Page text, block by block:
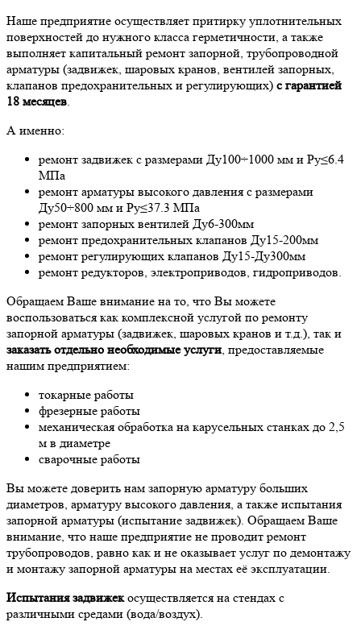
Наше предприятие осуществляет притирку уплотнительных
поверхностей до нужного класса герметичности, а также
выполняет капитальный ремонт запорной, трубопроводной
арматуры (задвижек, шаровых кранов, вентилей запорных,
клапанов предохранительных и регулирующих) с гарантией
18 месяцев.
А именно:
ремонт задвижек с размерами Ду100÷1000 мм и Ру≤6.4
МПа
ремонт арматуры высокого давления с размерами
Ду50÷800 мм и Ру≤37.3 МПа
ремонт запорных вентилей Ду6-300мм
ремонт предохранительных клапанов Ду15-200мм
ремонт регулирующих клапанов Ду15-Ду300мм
ремонт редукторов, электроприводов, гидроприводов.
Обращаем Ваше внимание на то, что Вы можете
воспользоваться как комплексной услугой по ремонту
запорной арматуры (задвижек, шаровых кранов и т.д.), так и
заказать отдельно необходимые услуги, предоставляемые
нашим предприятием:
токарные работы
фрезерные работы
механическая обработка на карусельных станках до 2,5
м в диаметре
сварочные работы
Вы можете доверить нам запорную арматуру больших
диаметров, арматуру высокого давления, а также испытания
запорной арматуры (испытание задвижек). Обращаем Ваше
внимание, что наше предприятие не проводит ремонт
трубопроводов, равно как и не оказывает услуг по демонтажу
и монтажу запорной арматуры на местах её эксплуатации.
Испытания задвижекосуществляется на стендах с
различными средами (вода/воздух).